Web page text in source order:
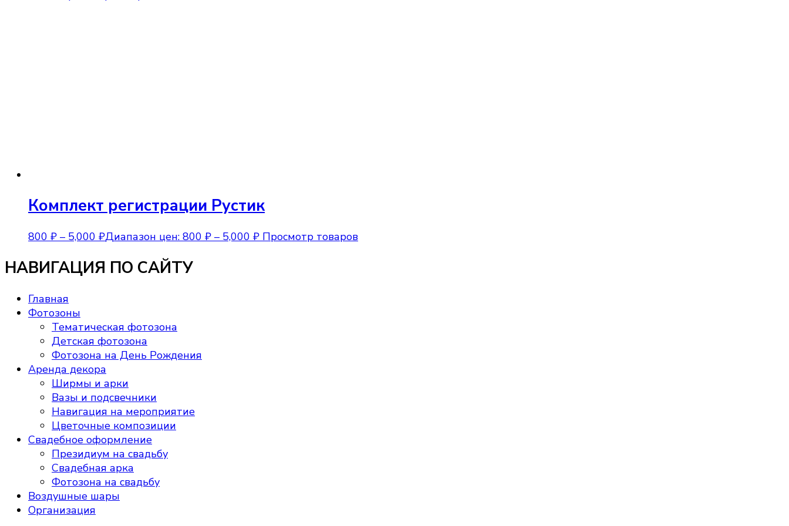
Комплект регистрации Рустик
800 ₽ – 5,000 ₽Диапазон цен: 800 ₽ – 5,000 ₽ Просмотр товаров
НАВИГАЦИЯ ПО САЙТУ
Главная
Фотозоны
Тематическая фотозона
Детская фотозона
Фотозона на День Рождения
Аренда декора
Ширмы и арки
Вазы и подсвечники
Навигация на мероприятие
Цветочные композиции
Свадебное оформление
Президиум на свадьбу
Свадебная арка
Фотозона на свадьбу
Воздушные шары
Организация